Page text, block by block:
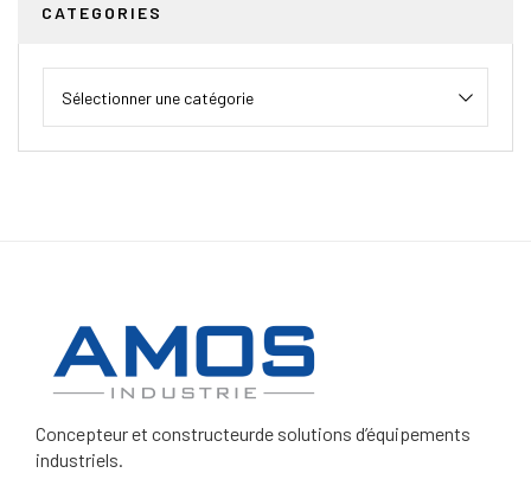
CATEGORIES
Concepteur et constructeurde solutions d’équipements
industriels.